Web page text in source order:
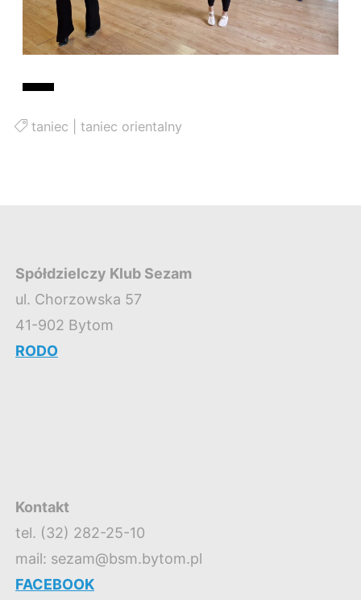
taniec |taniec orientalny
Spółdzielczy Klub Sezam
ul. Chorzowska 57
41-902 Bytom
RODO
Kontakt
tel. (32) 282-25-10
mail: sezam@bsm.bytom.pl
FACEBOOK